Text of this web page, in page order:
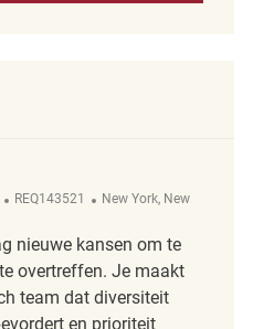
ReqId
REQ143521 Plaats
New York, New
nieuwe kansen om te
overtreffen. Je maakt
team dat diversiteit
en prioriteit